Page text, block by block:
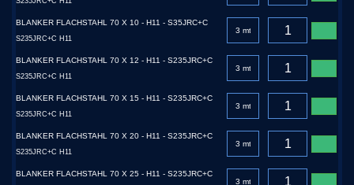
BLANKER FLACHSTAHL 70 X 10 - H11 - S35JRC+C
S235JRC+C H11
BLANKER FLACHSTAHL 70 X 12 - H11 - S235JRC+C
S235JRC+C H11
BLANKER FLACHSTAHL 70 X 15 - H11 - S235JRC+C
S235JRC+C H11
BLANKER FLACHSTAHL 70 X 20 - H11 - S235JRC+C
S235JRC+C H11
BLANKER FLACHSTAHL 70 X 25 - H11 - S235JRC+C